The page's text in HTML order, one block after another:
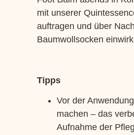
mit unserer
auftragen und über
Baumwollsocken
Tipps
Vor der
machen – das
Aufnahme der